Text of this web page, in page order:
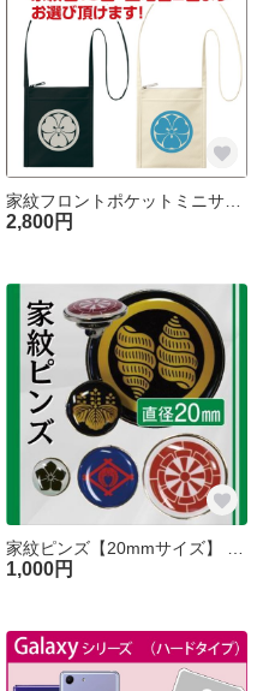
2,800円
1,000円